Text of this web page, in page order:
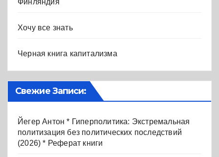
Финляндия
Хочу все знать
Черная книга капитализма
Свежие Записи:
Йегер Антон * Гиперполитика: Экстремальная
политизация без политических последствий
(2026) * Реферат книги